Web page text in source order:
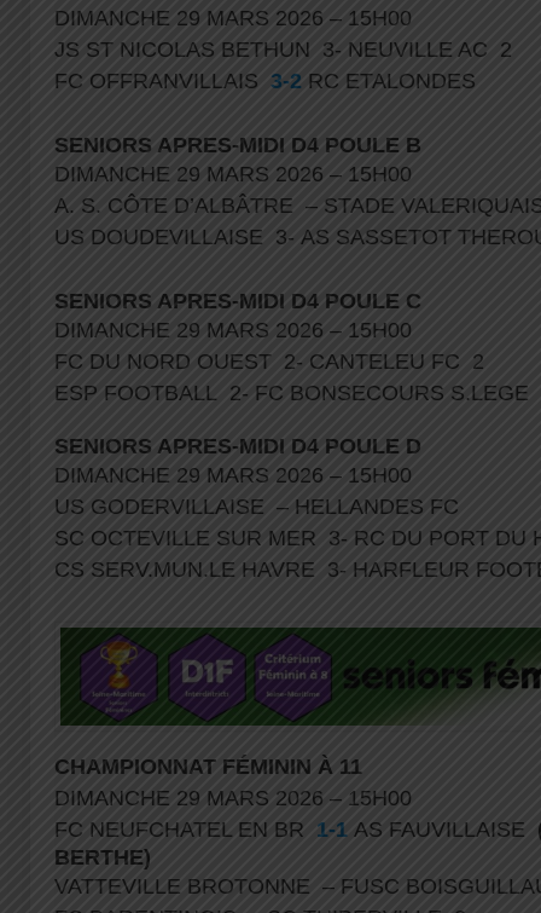
DIMANCHE 29 MARS 2026 – 15H00
JS ST NICOLAS BETHUN 3- NEUVILLE AC 2
FC OFFRANVILLAIS 3-2 RC ETALONDES
SENIORS APRES-MIDI D4 POULE B
DIMANCHE 29 MARS 2026 – 15H00
A. S. CÔTE D’ALBÂTRE – STADE
US DOUDEVILLAISE 3- AS SASSETOT
SENIORS APRES-MIDI D4 POULE C
DIMANCHE 29 MARS 2026 – 15H00
FC DU NORD OUEST 2- CANTELEU FC 2
ESP FOOTBALL 2- FC BONSECOURS
SENIORS APRES-MIDI D4 POULE D
DIMANCHE 29 MARS 2026 – 15H00
US GODERVILLAISE – HELLANDES FC
SC OCTEVILLE SUR MER 3- RC DU PORT DU
CS SERV.MUN.LE HAVRE 3- HARFLEUR
CHAMPIONNAT FÉMININ À 11
DIMANCHE 29 MARS 2026 – 15H00
FC NEUFCHATEL EN BR 1-1 AS FAUVILLAISE
BERTHE)
VATTEVILLE BROTONNE – FUSC